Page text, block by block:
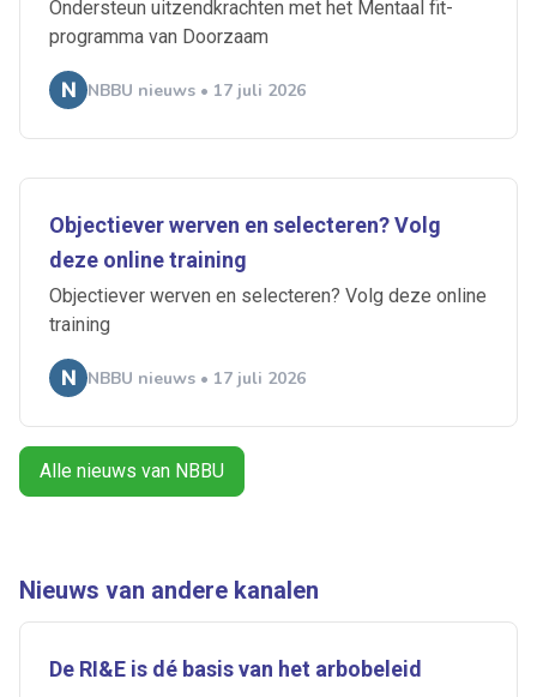
Ondersteun uitzendkrachten met het Mentaal fit-
programma van Doorzaam
NBBU nieuws • 17 juli 2026
Objectiever werven en selecteren? Volg
deze online training
Objectiever werven en selecteren? Volg deze online
training
NBBU nieuws • 17 juli 2026
Alle nieuws van NBBU
Nieuws van andere kanalen
De RI&E is dé basis van het arbobeleid
Ontvang vacatures direct in
je mailbox
Alerts ontvangen
Artikelen zoeken
Alles Ingezonden ABU